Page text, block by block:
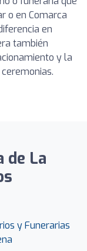
o en Comarca
en
también
y la
de La
y Funerarias